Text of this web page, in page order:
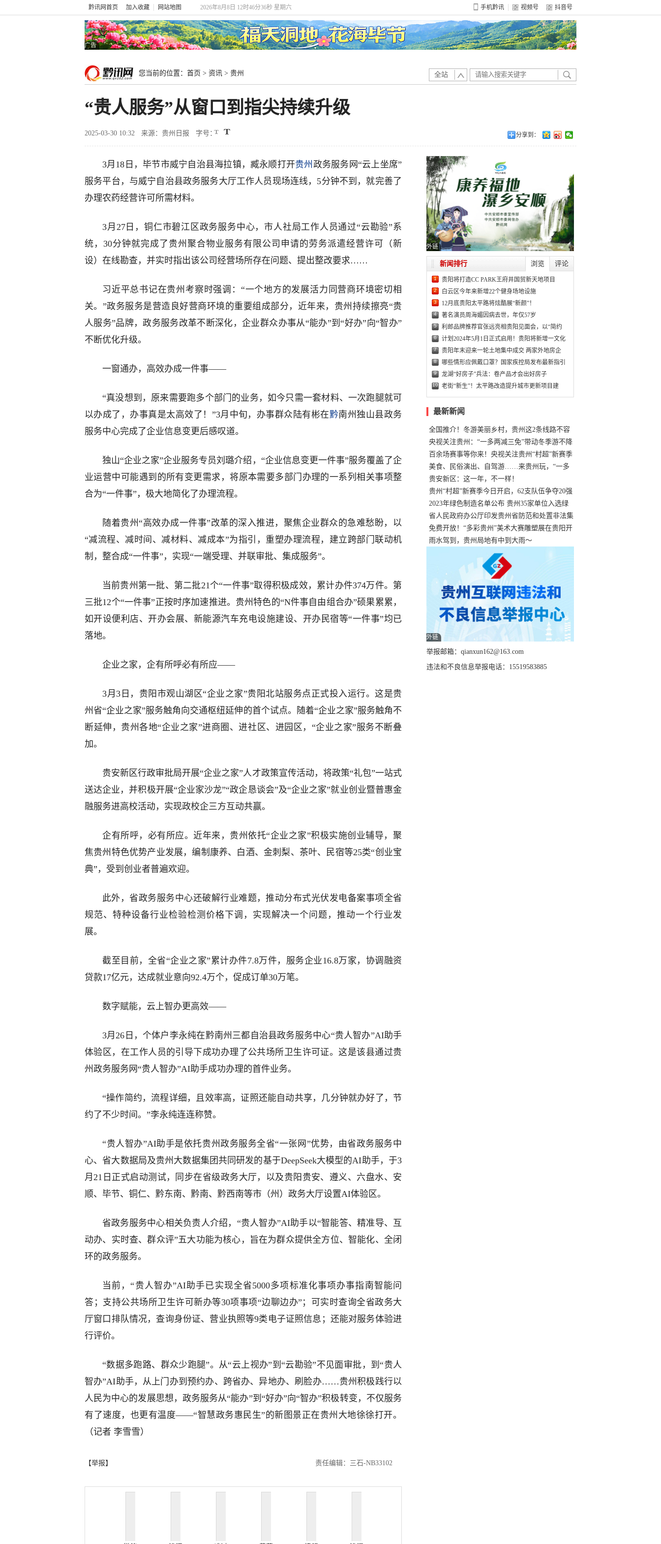
黔讯网首页 加入收藏 网站地图 2026年8月8日 12时46分37秒 星期六 手机黔讯 视频号 抖音号
广告
您当前的位置： 首页 > 资讯 > 贵州 全站
“贵人服务”从窗口到指尖持续升级
2025-03-30 10:32 来源：贵州日报 字号： 分享到：
3月18日，毕节市威宁自治县海拉镇，臧永顺打开贵州 政务服务网“云上坐席”
服务平台，与威宁自治县政务服务大厅工作人员现场连线，5分钟不到，就完善了
办理农药经营许可所需材料。
3月27日，铜仁市碧江区政务服务中心，市人社局工作人员通过“云勘验”系
统，30分钟就完成了贵州聚合物业服务有限公司申请的劳务派遣经营许可（新
设）在线勘查，并实时指出该公司经营场所存在问题、提出整改要求……
习近平总书记在贵州考察时强调：“一个地方的发展活力同营商环境密切相
关。”政务服务是营造良好营商环境的重要组成部分，近年来，贵州持续擦亮“贵
人服务”品牌，政务服务改革不断深化，企业群众办事从“能办”到“好办”向“智办”
不断优化升级。
一窗通办，高效办成一件事——
“真没想到，原来需要跑多个部门的业务，如今只需一套材料、一次跑腿就可
以办成了，办事真是太高效了！”3月中旬，办事群众陆有彬在黔南州独山县政务
服务中心完成了企业信息变更后感叹道。
独山“企业之家”企业服务专员刘璐介绍，“企业信息变更一件事”服务覆盖了企
业运营中可能遇到的所有变更需求，将原本需要多部门办理的一系列相关事项整
合为“一件事”，极大地简化了办理流程。
随着贵州“高效办成一件事”改革的深入推进，聚焦企业群众的急难愁盼，以
“减流程、减时间、减材料、减成本”为指引，重塑办理流程，建立跨部门联动机
制，整合成“一件事”，实现“一端受理、并联审批、集成服务”。
当前贵州第一批、第二批21个“一件事”取得积极成效，累计办件374万件。第
三批12个“一件事”正按时序加速推进。贵州特色的“N件事自由组合办”硕果累累，
如开设便利店、开办会展、新能源汽车充电设施建设、开办民宿等“一件事”均已
落地。
企业之家，企有所呼必有所应——
3月3日，贵阳市观山湖区“企业之家”贵阳北站服务点正式投入运行。这是贵
州省“企业之家”服务触角向交通枢纽延伸的首个试点。随着“企业之家”服务触角不
断延伸，贵州各地“企业之家”进商圈、进社区、进园区，“企业之家”服务不断叠
加。
贵安新区行政审批局开展“企业之家”人才政策宣传活动，将政策“礼包”一站式
送达企业，并积极开展“企业家沙龙”“政企恳谈会”及“企业之家”就业创业暨普惠金
融服务进高校活动，实现政校企三方互动共赢。
企有所呼，必有所应。近年来，贵州依托“企业之家”积极实施创业辅导，聚
焦贵州特色优势产业发展，编制康养、白酒、金刺梨、茶叶、民宿等25类“创业宝
典”，受到创业者普遍欢迎。
此外，省政务服务中心还破解行业难题，推动分布式光伏发电备案事项全省
规范、特种设备行业检验检测价格下调，实现解决一个问题，推动一个行业发
展。
截至目前，全省“企业之家”累计办件7.8万件，服务企业16.8万家，协调融资
贷款17亿元，达成就业意向92.4万个，促成订单30万笔。
数字赋能，云上智办更高效——
3月26日，个体户李永纯在黔南州三都自治县政务服务中心“贵人智办”AI助手
体验区，在工作人员的引导下成功办理了公共场所卫生许可证。这是该县通过贵
州政务服务网“贵人智办”AI助手成功办理的首件业务。
“操作简约，流程详细，且效率高，证照还能自动共享，几分钟就办好了，节
约了不少时间。”李永纯连连称赞。
“贵人智办”AI助手是依托贵州政务服务全省“一张网”优势，由省政务服务中
心、省大数据局及贵州大数据集团共同研发的基于DeepSeek大模型的AI助手，于3
月21日正式启动测试，同步在省级政务大厅，以及贵阳贵安、遵义、六盘水、安
顺、毕节、铜仁、黔东南、黔南、黔西南等市（州）政务大厅设置AI体验区。
省政务服务中心相关负责人介绍，“贵人智办”AI助手以“智能答、精准导、互
动办、实时查、群众评”五大功能为核心，旨在为群众提供全方位、智能化、全闭
环的政务服务。
当前，“贵人智办”AI助手已实现全省5000多项标准化事项办事指南智能问
答；支持公共场所卫生许可新办等30项事项“边聊边办”；可实时查询全省政务大
厅窗口排队情况，查询身份证、营业执照等9类电子证照信息；还能对服务体验进
行评价。
“数据多跑路、群众少跑腿”。从“云上视办”到“云勘验”不见面审批，到“贵人
智办”AI助手，从上门办到预约办、跨省办、异地办、刷脸办……贵州积极践行以
人民为中心的发展思想，政务服务从“能办”到“好办”向“智办”积极转变，不仅服务
有了速度，也更有温度——“智慧政务惠民生”的新图景正在贵州大地徐徐打开。
（记者 李雪雪）
【举报】 责任编辑：三石-NB33102
外链
浏览 评论
新闻排行
1 贵阳将打造CC PARK王府井国贸新天地项目
2 白云区今年来新增22个健身场地设施
3 12月底贵阳太平路将炫酷展“新颜”！
4 著名演员周海媚因病去世，年仅57岁
5 利郎品牌推荐官张远亮相贵阳见面会，以“简约
6 计划2024年5月1日正式启用！贵阳将新增一文化
7 贵阳年末迎来一轮土地集中成交 两家外地房企
8 哪些情形应佩戴口罩？国家疾控局发布最新指引
9 龙湖“好房子”兵法：卷产品才会出好房子
10 老街“新生”！太平路改造提升城市更新项目建
最新新闻
全国推介！冬游美丽乡村，贵州这2条线路不容
错过
央视关注贵州：“一多两减三免”带动冬季游不降
温
百余场赛事等你来！央视关注贵州“村超”新赛季
正式“打响”
美食、民俗演出、自驾游……来贵州玩，“一多
两减三免”！
贵安新区：这一年，不一样！
贵州“村超”新赛季今日开启，62支队伍争夺20强
名额
2023年绿色制造名单公布 贵州35家单位入选绿
色工厂
省人民政府办公厅印发贵州省防范和处置非法集
资工作实施细则
免费开放！“多彩贵州”美术大赛雕塑展在贵阳开
展，持续至1月19日
雨水驾到，贵州局地有中到大雨～
外链
举报邮箱：qianxun162@163.com
违法和不良信息举报电话：15519583885